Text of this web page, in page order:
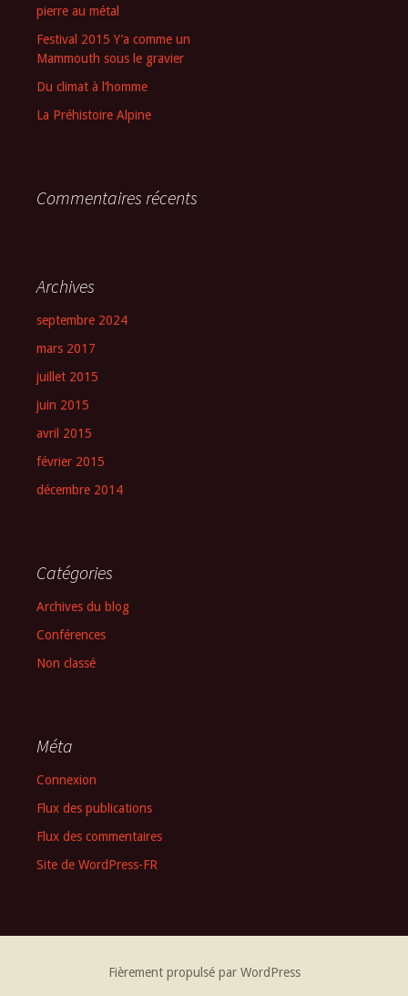
pierre au métal
Festival 2015 Y’a comme un
Mammouth sous le gravier
Du climat à l’homme
La Préhistoire Alpine
Commentaires récents
Archives
septembre 2024
mars 2017
juillet 2015
juin 2015
avril 2015
février 2015
décembre 2014
Catégories
Archives du blog
Conférences
Non classé
Méta
Connexion
Flux des publications
Flux des commentaires
Site de WordPress-FR
Fièrement propulsé par WordPress